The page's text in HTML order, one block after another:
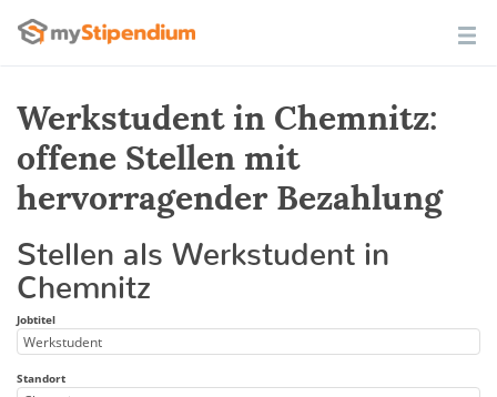
Werkstudent in Chemnitz:
offene Stellen mit
hervorragender Bezahlung
Stellen als Werkstudent in
Chemnitz
Jobtitel
Standort